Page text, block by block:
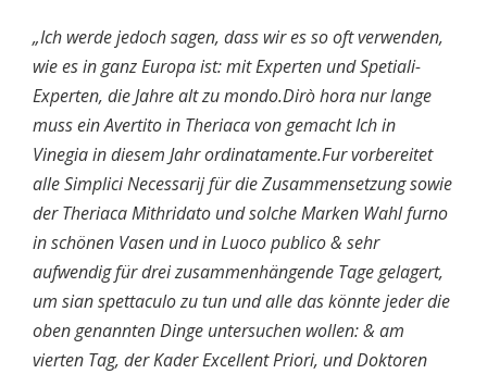
„Ich werde jedoch sagen, dass wir es so oft verwenden,
wie es in ganz Europa ist: mit Experten und Spetiali-
Experten, die Jahre alt zu mondo.Dirò hora nur lange
muss ein Avertito in Theriaca von gemacht Ich in
Vinegia in diesem Jahr ordinatamente.Fur vorbereitet
alle Simplici Necessarij für die Zusammensetzung sowie
der Theriaca Mithridato und solche Marken Wahl furno
in schönen Vasen und in Luoco publico & sehr
aufwendig für drei zusammenhängende Tage gelagert,
um sian spettaculo zu tun und alle das könnte jeder die
oben genannten Dinge untersuchen wollen: & am
vierten Tag, der Kader Excellent Priori, und Doktoren